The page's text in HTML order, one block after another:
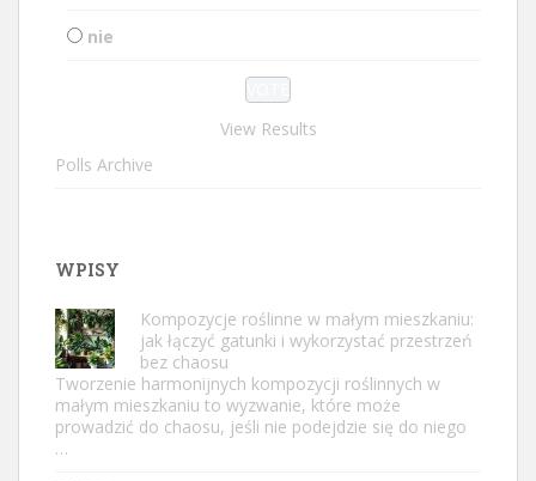
nie
View Results
Polls Archive
WPISY
Kompozycje roślinne w małym mieszkaniu:
jak łączyć gatunki i wykorzystać przestrzeń
bez chaosu
Tworzenie harmonijnych kompozycji roślinnych w
małym mieszkaniu to wyzwanie, które może
prowadzić do chaosu, jeśli nie podejdzie się do niego
…